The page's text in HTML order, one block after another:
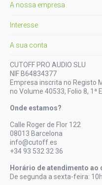
A nossa empresa
Interesse
A sua conta
CUTOFF PRO AUDIO SLU
NIF B64834377
Empresa inscrita no Registo
no Volume 40533, Folio 8, 1ª
Onde estamos?
Calle Roger de Flor 122
08013 Barcelona
info@cutoff.es
+34 93 532 32 36
Horário de atendimento ao
De segunda a sexta-feira: